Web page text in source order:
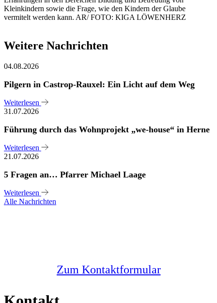
Kleinkindern sowie die Frage, wie den Kindern der Glaube
vermitelt werden kann. AR/ FOTO: KIGA LÖWENHERZ
Weitere Nachrichten
04.08.2026
Pilgern in Castrop-Rauxel: Ein Licht auf dem Weg
Weiterlesen
31.07.2026
Führung durch das Wohnprojekt „we-house“ in Herne
Weiterlesen
21.07.2026
5 Fragen an… Pfarrer Michael Laage
Weiterlesen
Alle Nachrichten
Zum Kontaktformular